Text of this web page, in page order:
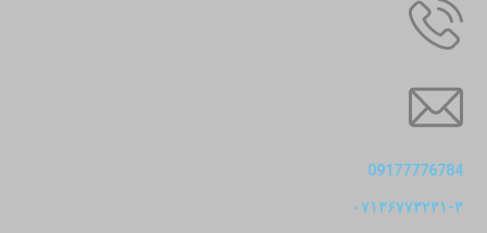
09177776784
۰۷۱۳۶۷۷۳۲۳۱-۳